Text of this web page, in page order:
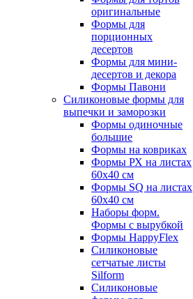
оригинальные
Формы для
порционных
десертов
Формы для мини-
десертов и декора
Формы Павони
Силиконовые формы для
выпечки и заморозки
Формы одиночные
большие
Формы на ковриках
Формы РХ на листах
60х40 см
Формы SQ на листах
60х40 см
Наборы форм.
Формы с вырубкой
Формы HappyFlex
Силиконовые
сетчатые листы
Silform
Силиконовые